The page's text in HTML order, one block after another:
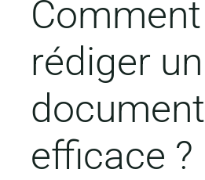
Comment
rédiger un
document
efficace ?